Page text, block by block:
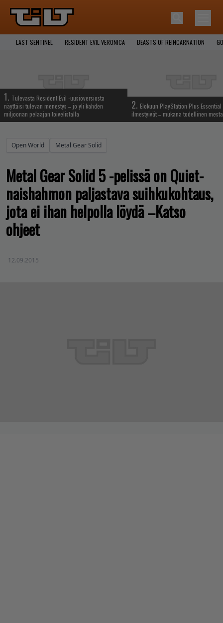
LAST SENTINEL RESIDENT EVIL VERONICA BEASTS OF REINCARNATION
1. Tulevasta Resident Evil -uusioversiosta
näyttäisi tulevan menestys – jo yli kahden
miljoonan pelaajan toivelistalla
2. Elokuun PlayStation Plus
ilmestyivät – mukana todellinen
Open World Metal Gear Solid
Metal Gear Solid 5 -pelissä on Quiet-
naishahmon paljastava suihkukohtaus,
jota ei ihan helpolla löydä –Katso
ohjeet
12.09.2015